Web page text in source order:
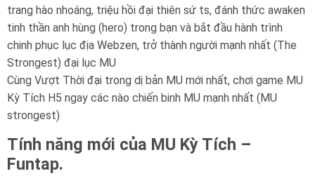
trang hào nhoáng, triệu hồi đại thiên sứ ts, đánh thức awaken
tinh thần anh hùng (hero) trong bạn và bắt đầu hành trình
chinh phục lục địa Webzen, trở thành người mạnh nhất (The
Strongest) đại lục MU
Cùng Vượt Thời đại trong dị bản MU mới nhất, chơi game MU
Kỳ Tích H5 ngay các nào chiến binh MU mạnh nhất (MU
strongest)
Tính năng mới của MU Kỳ Tích –
Funtap.